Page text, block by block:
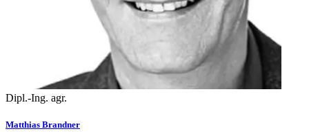
Dipl.-Ing. agr.
Matthias Brandner